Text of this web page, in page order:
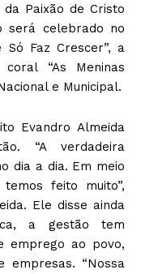
Paixão de Cristo
será celebrado no
Faz Crescer”, a
“As Meninas
e Municipal.
Evandro Almeida
“A verdadeira
dia a dia. Em meio
feito muito”,
Ele disse ainda
a gestão tem
emprego ao povo,
empresas. “Nossa